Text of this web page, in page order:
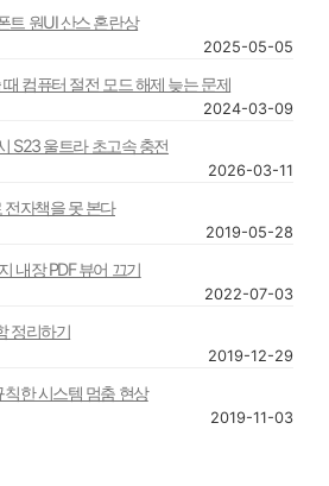
트 원UI 산스 혼란상
2025-05-05
컴퓨터 절전 모드 해제 늦는 문제
2024-03-09
S23 울트라 초고속 충전
2026-03-11
전자책을 못 본다
2019-05-28
내장 PDF 뷰어 끄기
2022-07-03
정리하기
2019-12-29
한 시스템 멈춤 현상
2019-11-03